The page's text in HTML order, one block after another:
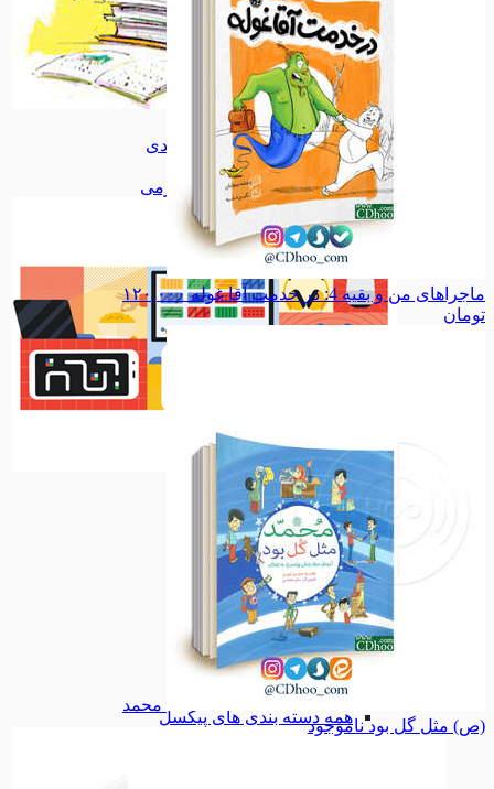
کتاب کتاب
پازل سه بعدی پازل سه بعدی
اسباب بازی اسباب بازی
همه دسته بندی های سرگرمی
سرگرمی سرگرمی
مذهبی مذهبی
نیایش نیایش
معصومین معصومین
امامزادگان امامزادگان
حدیث
حدیث
اجتماعی اجتماعی
مناسبت ها مناسبت ها
شخصیت ها شخصیت ها
ملی ملی
فانتزی فانتزی
همه دسته بندی های پیکسل
ماجراهای من و بقیه 4: در خدمت آقا غوله
۱۲۰,۰۰۰
تومان
محمد
(ص) مثل گل بود ناموجود